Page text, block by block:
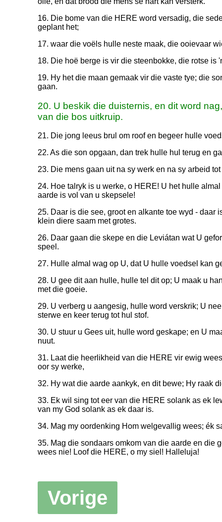
16. Die bome van die HERE word versadig, die
geplant het;
17. waar die voëls hulle neste maak, die ooievaar
18. Die hoë berge is vir die steenbokke, die rotse is
19. Hy het die maan gemaak vir die vaste tye; die
gaan.
20. U beskik die duisternis, en dit word
van die bos uitkruip.
21. Die jong leeus brul om roof en begeer hulle
22. As die son opgaan, dan trek hulle hul terug en
23. Die mens gaan uit na sy werk en na sy arbeid
24. Hoe talryk is u werke, o HERE! U het hulle
aarde is vol van u skepsele!
25. Daar is die see, groot en alkante toe wyd - daar
klein diere saam met grotes.
26. Daar gaan die skepe en die Leviátan wat U
speel.
27. Hulle almal wag op U, dat U hulle voedsel kan
28. U gee dit aan hulle, hulle tel dit op; U maak u
met die goeie.
29. U verberg u aangesig, hulle word verskrik; U
sterwe en keer terug tot hul stof.
30. U stuur u Gees uit, hulle word geskape; en U
nuut.
31. Laat die heerlikheid van die HERE vir ewig
oor sy werke,
32. Hy wat die aarde aankyk, en dit bewe; Hy raak
33. Ek wil sing tot eer van die HERE solank as ek
van my God solank as ek daar is.
34. Mag my oordenking Hom welgevallig wees; ék
35. Mag die sondaars omkom van die aarde en die
wees nie! Loof die HERE, o my siel! Halleluja!
Vorige